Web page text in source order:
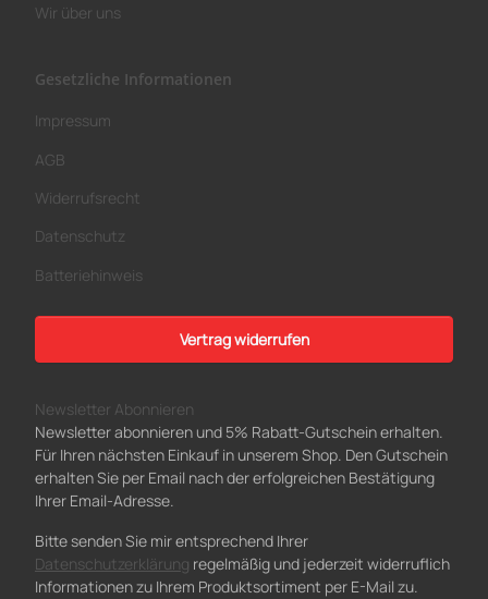
Wir über uns
Gesetzliche Informationen
Impressum
AGB
Widerrufsrecht
Datenschutz
Batteriehinweis
Vertrag widerrufen
Newsletter Abonnieren
Newsletter abonnieren und 5% Rabatt-Gutschein erhalten.
Für Ihren nächsten Einkauf in unserem Shop. Den Gutschein
erhalten Sie per Email nach der erfolgreichen Bestätigung
Ihrer Email-Adresse.
Bitte senden Sie mir entsprechend Ihrer
Datenschutzerklärung regelmäßig und jederzeit widerruflich
Informationen zu Ihrem Produktsortiment per E-Mail zu.